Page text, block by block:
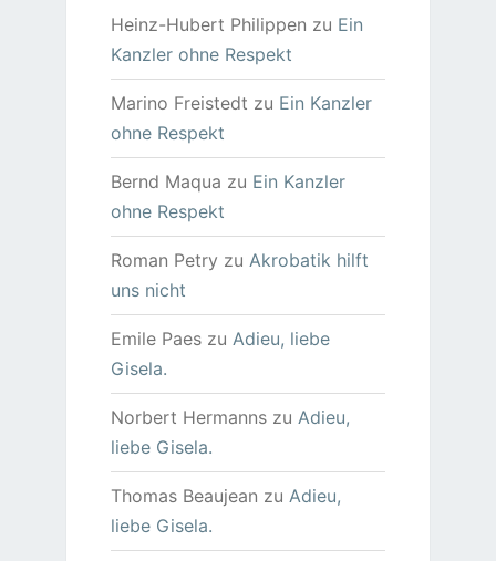
Heinz-Hubert Philippen zu Ein
Kanzler ohne Respekt
Marino Freistedt zu Ein Kanzler
ohne Respekt
Bernd Maqua zu Ein Kanzler
ohne Respekt
Roman Petry zu Akrobatik hilft
uns nicht
Emile Paeszu Adieu, liebe
Gisela.
Norbert Hermannszu Adieu,
liebe Gisela.
Thomas Beaujean zu Adieu,
liebe Gisela.